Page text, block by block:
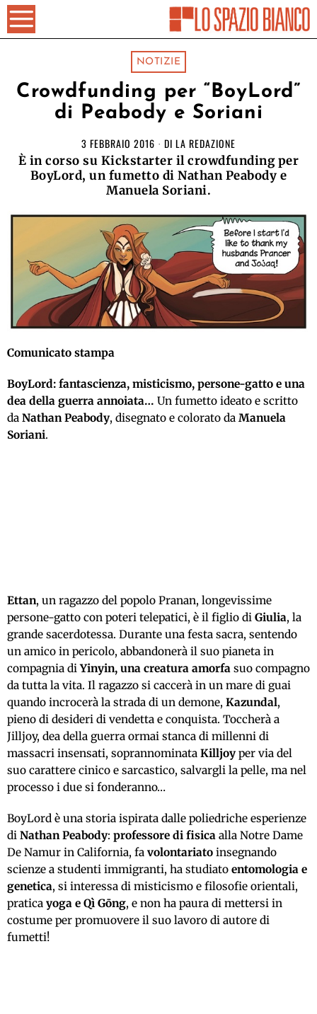
NOTIZIE
Crowdfunding per “BoyLord”
di Peabody e Soriani
3 FEBBRAIO 2016 DI LA REDAZIONE
È in corso su Kickstarter il crowdfunding per
BoyLord, un fumetto di Nathan Peabody e
Manuela Soriani.
Comunicato stampa
BoyLord: fantascienza, misticismo, persone-gatto e una
dea della guerra annoiata… Un fumetto ideato e scritto
da Nathan Peabody, disegnato e colorato da Manuela
Soriani.
Ettan, un ragazzo del popolo Pranan, longevissime
persone-gatto con poteri telepatici, è il figlio di Giulia, la
grande sacerdotessa. Durante una festa sacra, sentendo
un amico in pericolo, abbandonerà il suo pianeta in
compagnia diYinyin, una creatura amorfa suo compagno
da tutta la vita. Il ragazzo si caccerà in un mare di guai
quando incrocerà la strada di un demone, Kazundal,
pieno di desideri di vendetta e conquista. Toccherà a
Jilljoy, dea della guerra ormai stanca di millenni di
massacri insensati, soprannominata Killjoy per via del
suo carattere cinico e sarcastico, salvargli la pelle, ma nel
processo i due si fonderanno…
BoyLord è una storia ispirata dalle poliedriche esperienze
di Nathan Peabody: professore di fisica alla Notre Dame
De Namur in California, fa volontariato insegnando
scienze a studenti immigranti, ha studiato entomologia e
genetica, si interessa di misticismo e filosofie orientali,
pratica yoga e Qì Gōng, e non ha paura di mettersi in
costume per promuovere il suo lavoro di autore di
fumetti!